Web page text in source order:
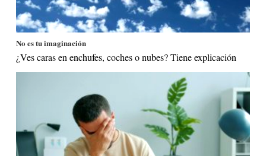
No es tu imaginación
¿Ves caras en enchufes, coches o nubes? Tiene explicación